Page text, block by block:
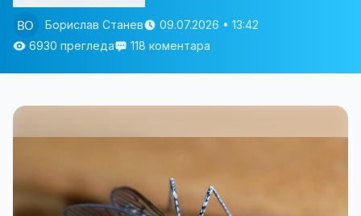
Борислав Станев
09.07.2026 • 13:42
6930 прегледа
118 коментара